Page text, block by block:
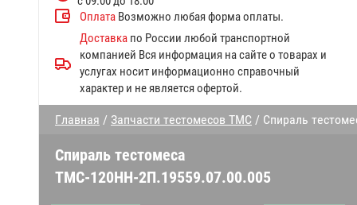
термостаты Abat
Запчасти к посудомоечным
машинам МПК
Прочие запчасти Abat
Запчасти конвекционных
печей
Оплата Возможно любая форма оплаты.
Доставка по России любой транспортной
компанией Вся информация на сайте о товарах и
услугах носит информационно справочный
характер и не является офертой.
Главная / Запчасти тестомесов ТМС / Спираль
Спираль тестомеса
ТМС-120НН-2П.19559.07.00.005